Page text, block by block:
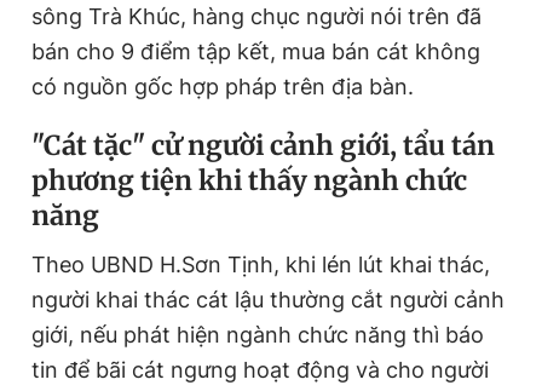
sông Trà Khúc, hàng chục người nói trên đã
bán cho 9 điểm tập kết, mua bán cát không
có nguồn gốc hợp pháp trên địa bàn.
"Cát tặc" cử người cảnh giới, tẩu tán
phương tiện khi thấy ngành chức
năng
Theo UBND H.Sơn Tịnh, khi lén lút khai thác,
người khai thác cát lậu thường cắt người cảnh
giới, nếu phát hiện ngành chức năng thì báo
tin để bãi cát ngưng hoạt động và cho người